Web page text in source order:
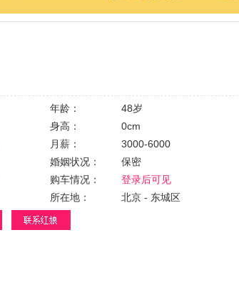
年龄：
48岁
身高：
0cm
月薪：
3000-6000
婚姻状况：
保密
购车情况：
登录后可见
所在地： 北京 - 东城区